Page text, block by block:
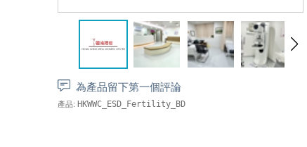
為產品留下第一個評論
產品: HKWWC_ESD_Fertility_BD